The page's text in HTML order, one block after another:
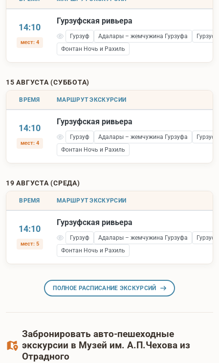
14:10
мест: 4
Гурзуфская ривьера
Гурзуф Адалары – жемчужина Гурзуфа
Фонтан Ночь и Рахиль
15 АВГУСТА (СУББОТА)
ВРЕМЯ МАРШРУТ ЭКСКУРСИИ
14:10
мест: 4
Гурзуфская ривьера
Гурзуф Адалары – жемчужина Гурзуфа
Фонтан Ночь и Рахиль
19 АВГУСТА (СРЕДА)
ВРЕМЯ МАРШРУТ ЭКСКУРСИИ
14:10
мест: 5
Гурзуфская ривьера
Гурзуф Адалары – жемчужина Гурзуфа
Фонтан Ночь и Рахиль
ПОЛНОЕ РАСПИСАНИЕ ЭКСКУРСИЙ
Забронировать авто-пешеходные
экскурсии в Музей им. А.П.Чехова из
Отрадного